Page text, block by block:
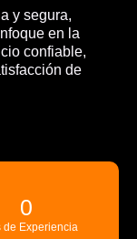
y segura,
en la
confiable,
de
de Experiencia
0